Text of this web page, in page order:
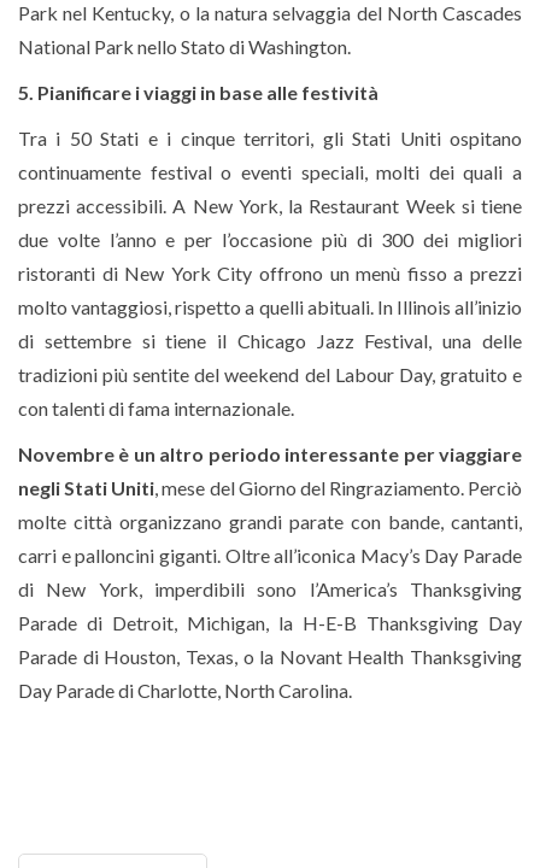
Park nel Kentucky, o la natura selvaggia del North Cascades
National Park nello Stato di Washington.
5. Pianificare i viaggi in base alle festività
Tra i 50 Stati e i cinque territori, gli Stati Uniti ospitano
continuamente festival o eventi speciali, molti dei quali a
prezzi accessibili. A New York, la Restaurant Week si tiene
due volte l’anno e per l’occasione più di 300 dei migliori
ristoranti di New York City offrono un menù fisso a prezzi
molto vantaggiosi, rispetto a quelli abituali. In Illinois all’inizio
di settembre si tiene il Chicago Jazz Festival, una delle
tradizioni più sentite del weekend del Labour Day, gratuito e
con talenti di fama internazionale.
Novembre è un altro periodo interessante per viaggiare
negli Stati Uniti, mese del Giorno del Ringraziamento. Perciò
molte città organizzano grandi parate con bande, cantanti,
carri e palloncini giganti. Oltre all’iconica Macy’s Day Parade
di New York, imperdibili sono l’America’s Thanksgiving
Parade di Detroit, Michigan, la H-E-B Thanksgiving Day
Parade di Houston, Texas, o la Novant Health Thanksgiving
Day Parade di Charlotte, North Carolina.